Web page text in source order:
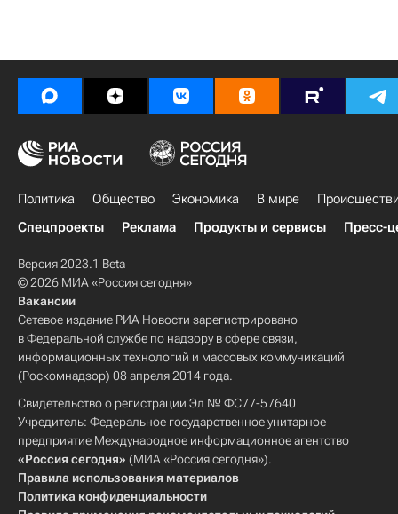
Политика Общество Экономика В мире
Спецпроекты
Реклама Продукты и сервисы Пресс-
Версия 2023.1 Beta
© 2026 МИА «Россия сегодня»
Вакансии
Сетевое издание РИА Новости зарегистрировано
в Федеральной службе по надзору в сфере связи,
информационных технологий и массовых коммуникаций
(Роскомнадзор) 08 апреля 2014 года.
Свидетельство о регистрации Эл № ФС77-57640
Учредитель: Федеральное государственное унитарное
предприятие Международное информационное агентство
«Россия сегодня» (МИА «Россия сегодня»).
Правила использования материалов
Политика конфиденциальности